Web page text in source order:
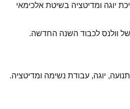
יוגה ומדיטציה בשיטת אלכימאי
וולנס לכבוד השנה החדשה.
יוגה, עבודת נשימה ומדיטציה.